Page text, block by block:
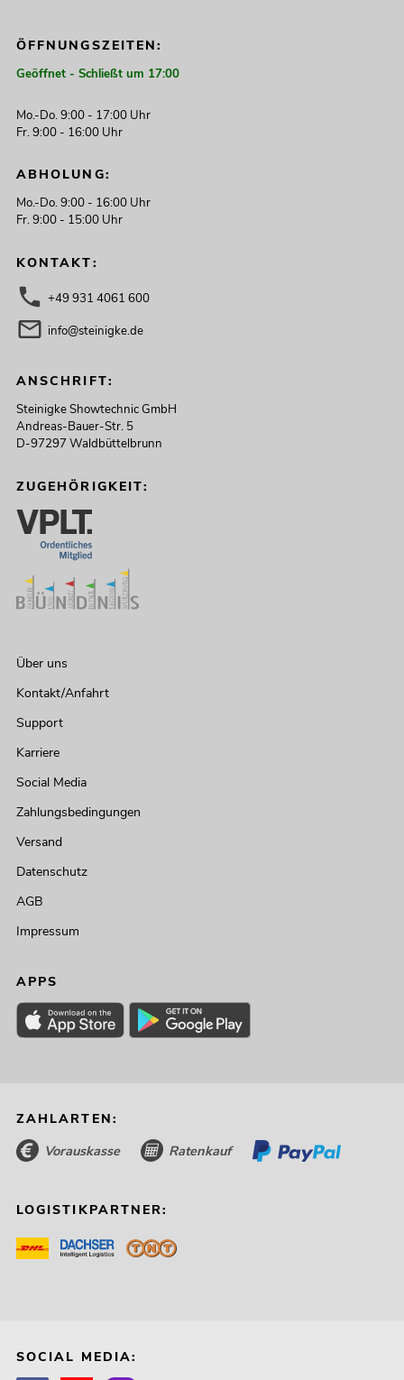
ÖFFNUNGSZEITEN:
Geöffnet - Schließt um 17:00
Mo.-Do. 9:00 - 17:00 Uhr
Fr. 9:00 - 16:00 Uhr
ABHOLUNG:
Mo.-Do. 9:00 - 16:00 Uhr
Fr. 9:00 - 15:00 Uhr
KONTAKT:
+49 931 4061 600
info@steinigke.de
ANSCHRIFT:
Steinigke Showtechnic GmbH
Andreas-Bauer-Str. 5
D-97297 Waldbüttelbrunn
ZUGEHÖRIGKEIT:
Über uns
Kontakt/Anfahrt
Support
Karriere
Social Media
Zahlungsbedingungen
Versand
Datenschutz
AGB
Impressum
APPS
ZAHLARTEN:
Vorauskasse Ratenkauf
LOGISTIKPARTNER:
SOCIAL MEDIA: